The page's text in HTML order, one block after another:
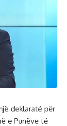
deklaratë për
e Punëve të